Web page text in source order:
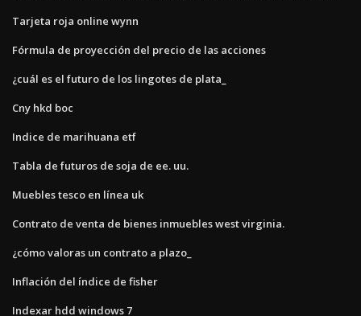
Tarjeta roja online wynn
Fórmula de proyección del precio de las acciones
¿cuál es el futuro de los lingotes de plata_
Cny hkd boc
Indice de marihuana etf
Tabla de futuros de soja de ee. uu.
Muebles tesco en línea uk
Contrato de venta de bienes inmuebles west virginia.
¿cómo valoras un contrato a plazo_
Inflación del índice de fisher
Indexar hdd windows 7